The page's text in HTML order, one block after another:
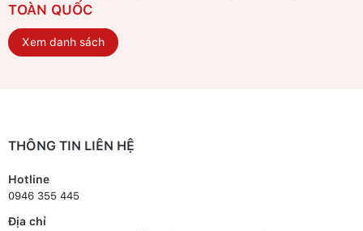
TOÀN QUỐC
Xem danh sách
THÔNG TIN LIÊN HỆ
Hotline
0946 355 445
Địa chỉ